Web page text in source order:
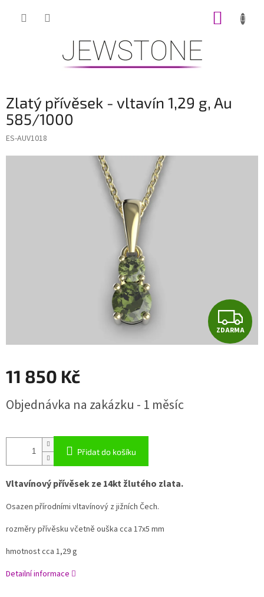
Zlatý přívěsek - vltavín 1,29 g, Au
585/1000
ES-AUV1018
Z
D
ZDARMA
11 850 Kč
cena:
Objednávka na zakázku - 1 měsíc
Přidat do košíku
Vltavínový přívěsek ze 14kt žlutého zlata.
Osazen přírodními vltavínový z jižních Čech.
rozměry přívěsku včetně ouška cca 17x5 mm
hmotnost cca 1,29 g
Detailní informace